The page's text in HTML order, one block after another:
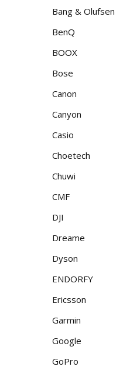
Bang & Olufsen
BenQ
BOOX
Bose
Canon
Canyon
Casio
Choetech
Chuwi
CMF
DJI
Dreame
Dyson
ENDORFY
Ericsson
Garmin
Google
GoPro